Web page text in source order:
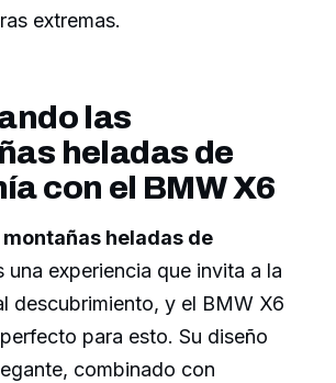
extremas.
las
heladas de
con el BMW X6
montañas heladas de
una experiencia que invita a la
descubrimiento, y el BMW X6
para esto. Su diseño
combinado con